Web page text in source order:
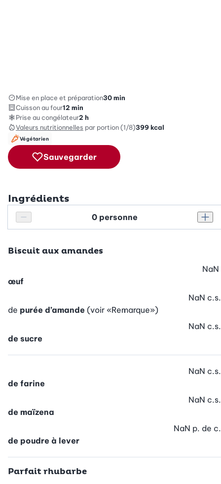
Mise en place et préparation30 min
Cuisson au four12 min
Prise au congélateur2 h
Valeurs nutritionnelles par portion (1/8)399kcal
Végétarien
Sauvegarder
Ingrédients
Réduire le nombre de personnes
Personnes
Biscuit aux amandes
œuf
NaN
de purée d’amande (voir «Remarque»)
NaN c.s.
de sucre
NaN c.s.
de farine
NaN c.s.
de maïzena
NaN c.s.
de poudre à lever
NaN p. de c.
Parfait rhubarbe